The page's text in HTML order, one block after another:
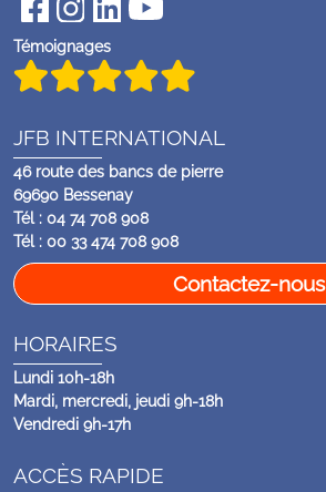
Témoignages
JFB INTERNATIONAL
46 route des bancs de pierre
69690 Bessenay
Tél : 04 74 708 908
Tél : 00 33 474 708 908
Contactez-nous
HORAIRES
Lundi 10h-18h
Mardi, mercredi, jeudi 9h-18h
Vendredi 9h-17h
ACCÈS RAPIDE